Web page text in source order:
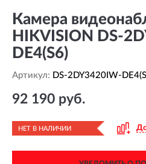
Камера
HIKVISION DS-
DE4(S6)
Артикул: DS-2DY3420IW-
92 190 руб.
НЕТ В НАЛИЧИИ